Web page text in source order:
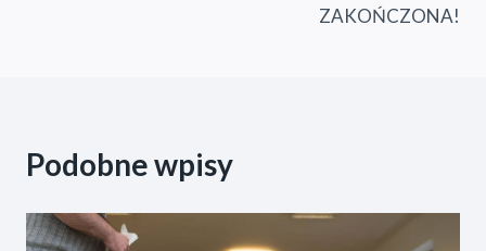
ZAKOŃCZONA!
Podobne wpisy